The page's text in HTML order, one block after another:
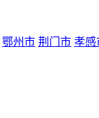
鄂州市 荆门市 孝感